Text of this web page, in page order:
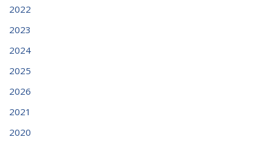
2022
2023
2024
2025
2026
2021
2020